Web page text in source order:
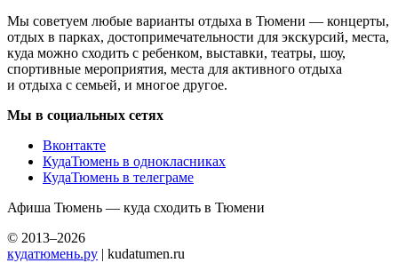
Мы советуем любые варианты отдыха в Тюмени — концерты,
отдых в парках, достопримечательности для экскурсий, места,
куда можно сходить с ребенком, выставки, театры, шоу,
спортивные мероприятия, места для активного отдыха
и отдыха с семьей, и многое другое.
Мы в социальных сетях
Вконтакте
КудаТюмень в однокласниках
КудаТюмень в телеграме
Афиша Тюмень — куда сходить в Тюмени
© 2013–2026
кудатюмень.ру | kudatumen.ru